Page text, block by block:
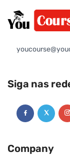
Siga nas
Company